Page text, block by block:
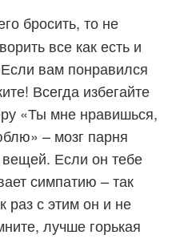
бросить, то не
все как есть и
вам понравился
Всегда избегайте
«Ты мне нравишься,
– мозг парня
вещей. Если он тебе
симпатию – так
раз с этим он и не
лучше горькая